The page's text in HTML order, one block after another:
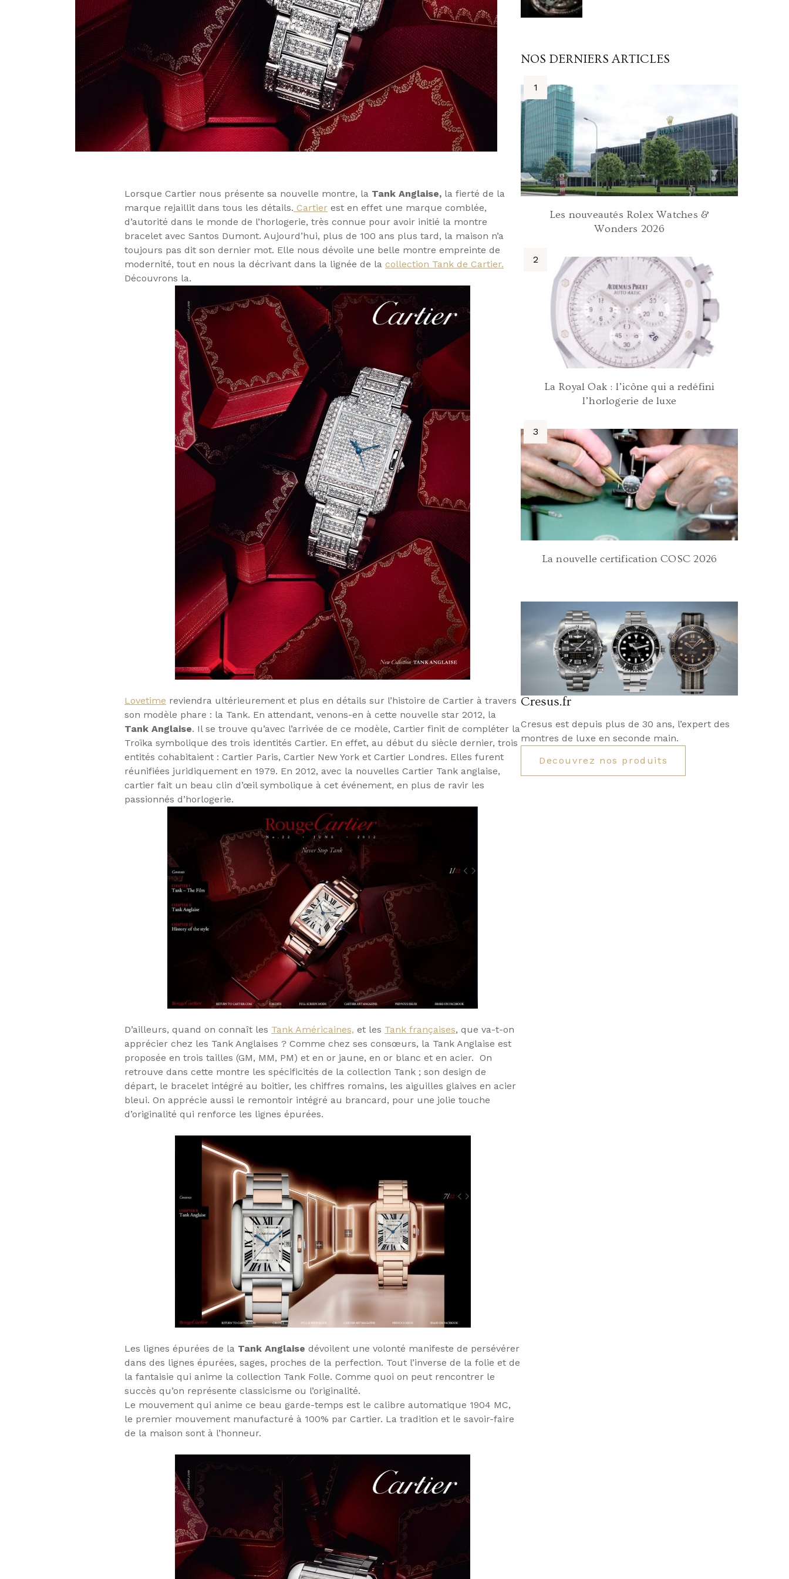
Lorsque Cartier nous présente sa nouvelle montre, la Tank Anglaise, la fierté de la
marque rejaillit dans tous les détails. Cartier est en effet une marque comblée,
d’autorité dans le monde de l’horlogerie, très connue pour avoir initié la montre
bracelet avec Santos Dumont. Aujourd’hui, plus de 100 ans plus tard, la maison n’a
toujours pas dit son dernier mot. Elle nous dévoile une belle montre empreinte de
modernité, tout en nous la décrivant dans la lignée de la collection Tank de Cartier.
Découvrons la.
Lovetime reviendra ultérieurement et plus en détails sur l’histoire de Cartier à travers
son modèle phare : la Tank. En attendant, venons-en à cette nouvelle star 2012, la
Tank Anglaise. Il se trouve qu’avec l’arrivée de ce modèle, Cartier finit de compléter la
Troïka symbolique des trois identités Cartier. En effet, au début du siècle dernier, trois
entités cohabitaient : Cartier Paris, Cartier New York et Cartier Londres. Elles furent
réunifiées juridiquement en 1979. En 2012, avec la nouvelles Cartier Tank anglaise,
cartier fait un beau clin d’œil symbolique à cet événement, en plus de ravir les
passionnés d’horlogerie.
D’ailleurs, quand on connaît les Tank Américaines, et les Tank françaises, que va-t-on
apprécier chez les Tank Anglaises ? Comme chez ses consœurs, la Tank Anglaise est
proposée en trois tailles (GM, MM, PM) et en or jaune, en or blanc et en acier. On
retrouve dans cette montre les spécificités de la collection Tank ; son design de
départ, le bracelet intégré au boitier, les chiffres romains, les aiguilles glaives en acier
bleui. On apprécie aussi le remontoir intégré au brancard, pour une jolie touche
d’originalité qui renforce les lignes épurées.
Les lignes épurées de la Tank Anglaise dévoilent une volonté manifeste de persévérer
dans des lignes épurées, sages, proches de la perfection. Tout l’inverse de la folie et de
la fantaisie qui anime la collection Tank Folle. Comme quoi on peut rencontrer le
succès qu’on représente classicisme ou l’originalité.
Le mouvement qui anime ce beau garde-temps est le calibre automatique 1904 MC,
le premier mouvement manufacturé à 100% par Cartier. La tradition et le savoir-faire
de la maison sont à l’honneur.
NOS DERNIERS ARTICLES
Les nouveautés Rolex Watches &
Wonders 2026
La Royal Oak : l’icône qui a redéfini
l’horlogerie de luxe
La nouvelle certification COSC 2026
Cresus.fr
Cresus est depuis plus de 30 ans, l’expert des
montres de luxe en seconde main.
Decouvrez nos produits